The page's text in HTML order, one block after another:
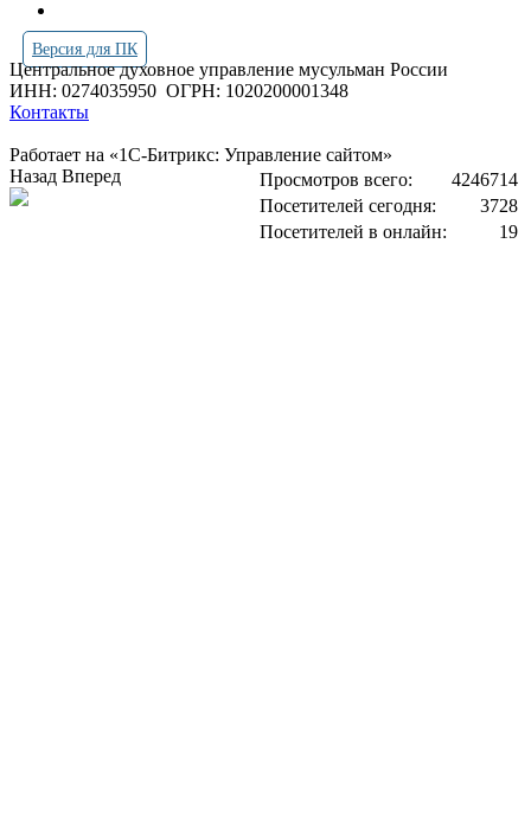
Версия для ПК
Центральное духовное управление мусульман России
ИНН: 0274035950 ОГРН: 1020200001348
Контакты
Работает на «1С-Битрикс: Управление сайтом»
Просмотров всего:
4246714
Посетителей сегодня:
3728
Посетителей в онлайн:
19
Назад Вперед